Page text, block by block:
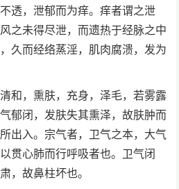
透，泄郁而为痒。痒者谓之泄
之未得尽泄，而遗热于经脉之中
久而经络蒸淫，肌肉腐溃，发为
和，熏肤，充身，泽毛，若雾露
郁闭，发肤失其熏泽，故肤肿而
出入。宗气者，卫气之本，大气
贯心肺而行呼吸者也。卫气闭
，故鼻柱坏也。